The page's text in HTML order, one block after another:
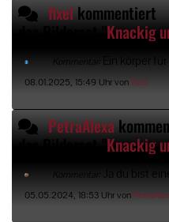
fixelkommentiert
Knackig und
Kommentar: Ein körper
08.01.2025, 15:49 Uhr vonfixel
PetraAlexa
Knackig und
Kommentar: Ja du bist
05.05.2024, 18:53 Uhr von